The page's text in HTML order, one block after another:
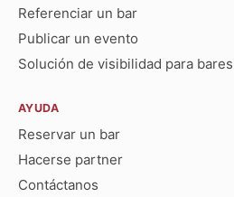
Referenciar un bar
Publicar un evento
Solución de visibilidad para bares
AYUDA
Reservar un bar
Hacerse partner
Contáctanos